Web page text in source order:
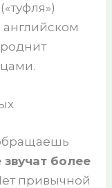
(«туфля»)
английском
роднит
звучат более
привычной